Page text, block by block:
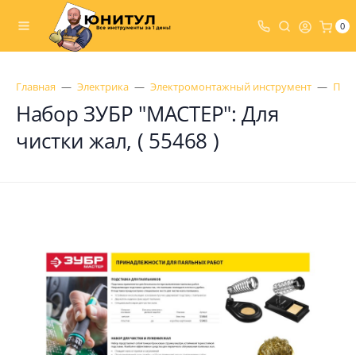
0
Главная Электрика Электромонтажный инструмент
Набор ЗУБР "МАСТЕР": Для
чистки жал, ( 55468 )